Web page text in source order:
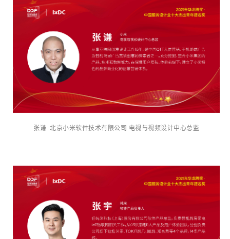
张谦 北京小米软件技术有限公司 电视与视频设计中心总监